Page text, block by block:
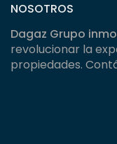
NOSOTROS
Dagaz Grupo
revolucionar la
propiedades.